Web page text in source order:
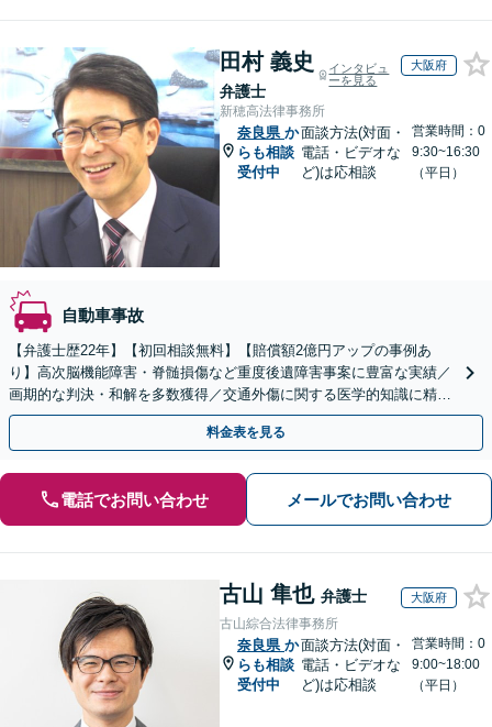
田村 義史
弁護士
インタビュ
ーを見る
大阪府
新穂高法律事務所
奈良県 か
らも相談
受付中
面談方法(対面・
電話・ビデオな
ど)は応相談
営業時間：0
9:30~16:30
（平日）
自動車事故
【弁護士歴22年】【初回相談無料】【賠償額2億円アップの事例あ
り】高次脳機能障害・脊髄損傷など重度後遺障害事案に豊富な実績／
画期的な判決・和解を多数獲得／交通外傷に関する医学的知識に精通
／セカンドオピニオン対応可【土日祝・夜間対応可】
料金表を見る
電話でお問い合わせ メールでお問い合わせ
古山 隼也 弁護士 大阪府
古山綜合法律事務所
奈良県 か
らも相談
受付中
面談方法(対面・
電話・ビデオな
ど)は応相談
営業時間：0
9:00~18:00
（平日）